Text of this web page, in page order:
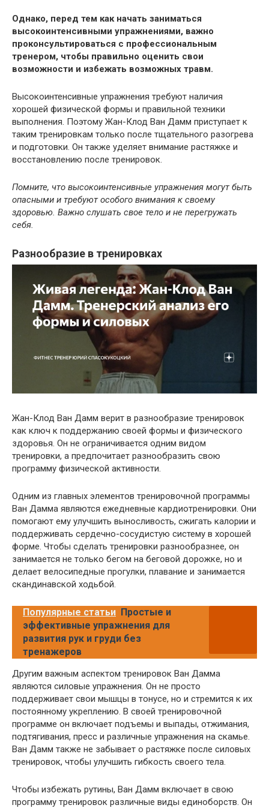
Однако, перед тем как начать заниматься
высокоинтенсивными упражнениями, важно
проконсультироваться с профессиональным
тренером, чтобы правильно оценить свои
возможности и избежать возможных травм.
Высокоинтенсивные упражнения требуют наличия
хорошей физической формы и правильной техники
выполнения. Поэтому Жан-Клод Ван Дамм приступает к
таким тренировкам только после тщательного разогрева
и подготовки. Он также уделяет внимание растяжке и
восстановлению после тренировок.
Помните, что высокоинтенсивные упражнения могут быть
опасными и требуют особого внимания к своему
здоровью. Важно слушать свое тело и не перегружать
себя.
Разнообразие в тренировках
Жан-Клод Ван Дамм верит в разнообразие тренировок
как ключ к поддержанию своей формы и физического
здоровья. Он не ограничивается одним видом
тренировки, а предпочитает разнообразить свою
программу физической активности.
Одним из главных элементов тренировочной программы
Ван Дамма являются ежедневные кардиотренировки. Они
помогают ему улучшить выносливость, сжигать калории и
поддерживать сердечно-сосудистую систему в хорошей
форме. Чтобы сделать тренировки разнообразнее, он
занимается не только бегом на беговой дорожке, но и
делает велосипедные прогулки, плавание и занимается
скандинавской ходьбой.
Популярные статьи Простые и
эффективные упражнения для
развития рук и груди без
тренажеров
Другим важным аспектом тренировок Ван Дамма
являются силовые упражнения. Он не просто
поддерживает свои мышцы в тонусе, но и стремится к их
постоянному укреплению. В своей тренировочной
программе он включает подъемы и выпады, отжимания,
подтягивания, пресс и различные упражнения на скамье.
Ван Дамм также не забывает о растяжке после силовых
тренировок, чтобы улучшить гибкость своего тела.
Чтобы избежать рутины, Ван Дамм включает в свою
программу тренировок различные виды единоборств. Он